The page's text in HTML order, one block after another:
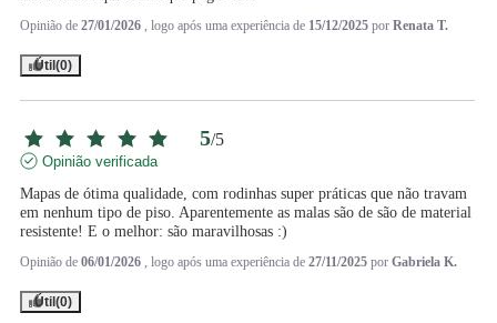
Opinião de 27/01/2026 , logo após uma experiência de 15/12/2025 por Renata T.
Útil(0)
5/5
Opinião verificada
Mapas de ótima qualidade, com rodinhas super práticas que não travam
em nenhum tipo de piso. Aparentemente as malas são de são de material
resistente! E o melhor: são maravilhosas :)
Opinião de 06/01/2026 , logo após uma experiência de 27/11/2025 por Gabriela K.
Útil(0)